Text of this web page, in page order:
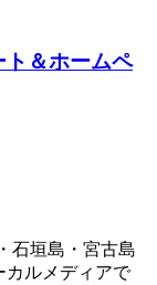
＆ホームペ
石垣島・宮古島
カルメディアで